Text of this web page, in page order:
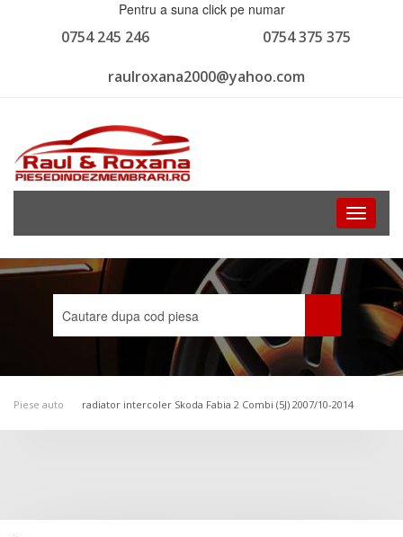
Pentru a suna click pe numar
0754 375 375
0754 245 246
raulroxana2000@yahoo.com
Toggle
Piese auto radiator intercoler Skoda Fabia 2 Combi (5J) 2007/10-2014